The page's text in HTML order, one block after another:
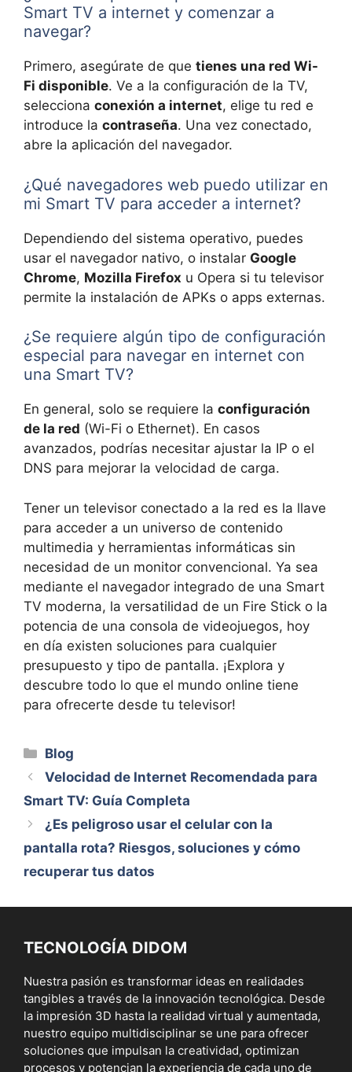
Smart TV a internet y comenzar a
navegar?
Primero, asegúrate de que tienes una red Wi-
Fi disponible. Ve a la configuración de la TV,
selecciona conexión a internet, elige tu red e
introduce la contraseña. Una vez conectado,
abre la aplicación del navegador.
¿Qué navegadores web puedo utilizar en
mi Smart TV para acceder a internet?
Dependiendo del sistema operativo, puedes
usar el navegador nativo, o instalar Google
Chrome, Mozilla Firefox u Opera si tu televisor
permite la instalación de APKs o apps externas.
¿Se requiere algún tipo de configuración
especial para navegar en internet con
una Smart TV?
En general, solo se requiere la configuración
de la red (Wi-Fi o Ethernet). En casos
avanzados, podrías necesitar ajustar la IP o el
DNS para mejorar la velocidad de carga.
Tener un televisor conectado a la red es la llave
para acceder a un universo de contenido
multimedia y herramientas informáticas sin
necesidad de un monitor convencional. Ya sea
mediante el navegador integrado de una Smart
TV moderna, la versatilidad de un Fire Stick o la
potencia de una consola de videojuegos, hoy
en día existen soluciones para cualquier
presupuesto y tipo de pantalla. ¡Explora y
descubre todo lo que el mundo online tiene
para ofrecerte desde tu televisor!
Categorías
Blog
Velocidad de Internet Recomendada para
Smart TV: Guía Completa
¿Es peligroso usar el celular con la
pantalla rota? Riesgos, soluciones y cómo
recuperar tus datos
TECNOLOGÍA DIDOM
Nuestra pasión es transformar ideas en realidades
tangibles a través de la innovación tecnológica. Desde
la impresión 3D hasta la realidad virtual y aumentada,
nuestro equipo multidisciplinar se une para ofrecer
soluciones que impulsan la creatividad, optimizan
procesos y potencian la experiencia de cada uno de